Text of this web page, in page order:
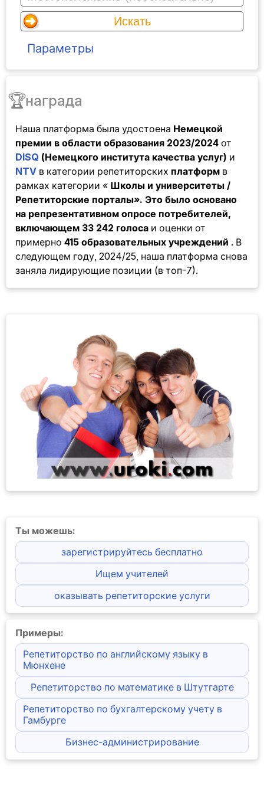
Параметры
🏆награда
Наша платформа была удостоена Немецкой
премии в области образования 2023/2024 от
DISQ (Немецкого института качества услуг) и
NTV в категории репетиторских платформ в
рамках категории « Школы и университеты /
Репетиторские порталы». Это было основано
на репрезентативном опросе потребителей,
включающем 33 242 голоса и оценки от
примерно 415 образовательных учреждений . В
следующем году, 2024/25, наша платформа снова
заняла лидирующие позиции (в топ-7).
Ты можешь:
зарегистрируйтесь бесплатно
Ищем учителей
оказывать репетиторские услуги
Примеры:
Репетиторство по английскому языку в
Мюнхене
Репетиторство по математике в Штутгарте
Репетиторство по бухгалтерскому учету в
Гамбурге
Бизнес-администрирование